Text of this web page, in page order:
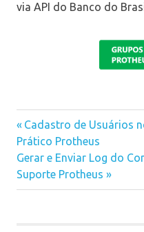
via API do Banco do
Navegação
de
Post
Previous
Post:
Cadastro de Usuários
Prático Protheus
Next
Post:
Gerar e Enviar Log do
Suporte Protheus